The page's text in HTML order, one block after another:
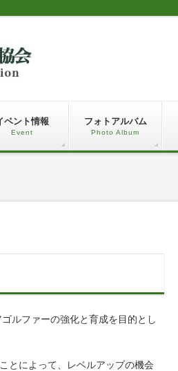
ベント情報
Event
フォトアルバム
Photo Album
ルファーの強化と育成を目的とし
とによって、レベルアップの機会